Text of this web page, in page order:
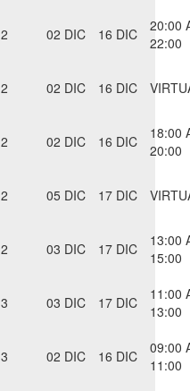
2 02 DIC 16 DIC
20:00
22:00
2 02 DIC 16 DIC
2 02 DIC 16 DIC
18:00
20:00
2 05 DIC 17 DIC
2 03 DIC 17 DIC
13:00
15:00
3 03 DIC 17 DIC
11:00
13:00
3 02 DIC 16 DIC
09:00
11:00